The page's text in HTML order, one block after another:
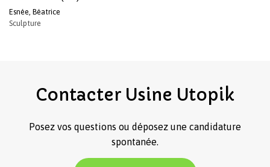
Revenir à l'Artotek
Esnée, Béatrice
Sculpture
Contacter Usine Utopik
Posez vos questions ou déposez une candidature
spontanée.